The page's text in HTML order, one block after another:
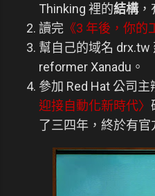
Thinking 裡的結構，
讀完 《3 年後，你的
幫自己的域名 drx.tw
reformer Xanadu。
參加 Red Hat 公司主
迎接自動化新時代〉
了三四年，終於有官